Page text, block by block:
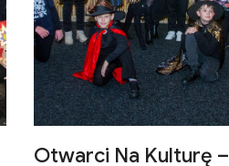
Otwarci Na Kulturę –